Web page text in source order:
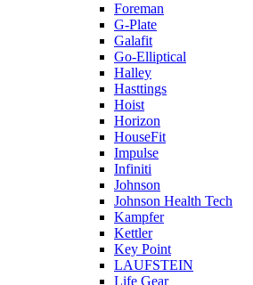
Foreman
G-Plate
Galafit
Go-Elliptical
Halley
Hasttings
Hoist
Horizon
HouseFit
Impulse
Infiniti
Johnson
Johnson Health Tech
Kampfer
Kettler
Key Point
LAUFSTEIN
Life Gear